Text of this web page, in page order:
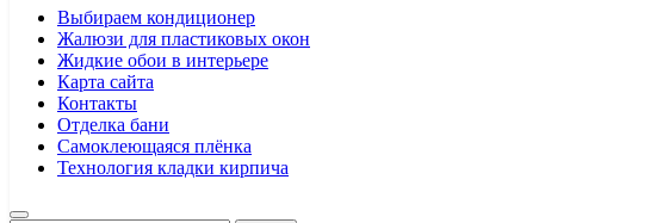
Выбираем кондиционер
Жалюзи для пластиковых окон
Жидкие обои в интерьере
Карта сайта
Контакты
Отделка бани
Самоклеющаяся плёнка
Технология кладки кирпича